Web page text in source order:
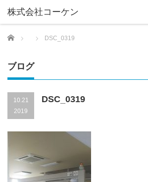
Home DSC_0319
ブログ
10.21
2019
DSC_0319